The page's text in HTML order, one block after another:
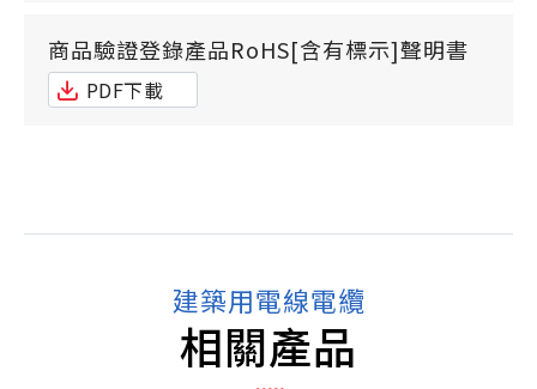
商品驗證登錄產品RoHS[含有標示]聲明書
PDF下載
建築用電線電纜
相關產品